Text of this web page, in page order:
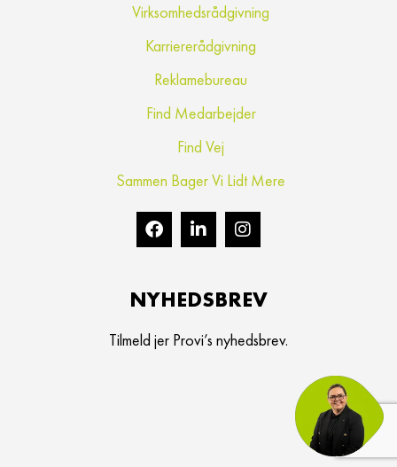
Virksomhedsrådgivning
Karriererådgivning
Reklamebureau
Find Medarbejder
Find Vej
Sammen Bager Vi Lidt Mere
NYHEDSBREV
Tilmeld jer Provi’s nyhedsbrev.